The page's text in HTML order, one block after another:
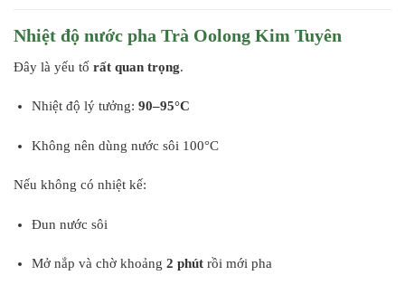
Nhiệt độ nước pha Trà Oolong Kim Tuyên
Đây là yếu tố rất quan trọng.
Nhiệt độ lý tưởng: 90–95°C
Không nên dùng nước sôi 100°C
Nếu không có nhiệt kế:
Đun nước sôi
Mở nắp và chờ khoảng 2 phútrồi mới pha